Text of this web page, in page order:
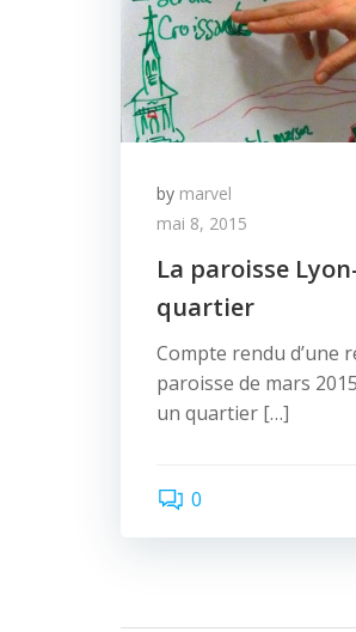
by marvel
mai 8, 2015
La paroisse
quartier
Compte rendu d’une
paroisse de mars
un quartier […]
0